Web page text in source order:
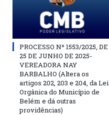
PROCESSO Nº 1553/2025, DE
25 DE JUNHO DE 2025-
VEREADORA NAY
BARBALHO (Altera os
artigos 202, 203 e 204, da Lei
Orgânica do Município de
Belém e dá outras
providências)